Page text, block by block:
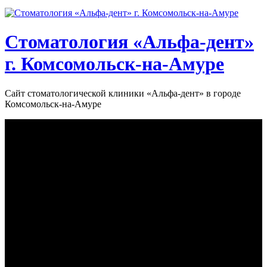
Стоматология «‎Альфа-дент»‎
г. Комсомольск-на-Амуре
Сайт стоматологической клиники «‎Альфа-дент» в городе
Комсомольск-на-Амуре